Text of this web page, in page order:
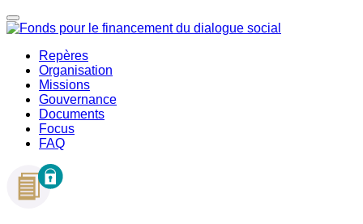
Repères
Organisation
Missions
Gouvernance
Documents
Focus
FAQ